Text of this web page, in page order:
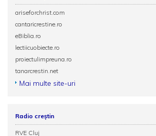
ariseforchrist.com
cantaricrestine.ro
eBiblia.ro
lectiicuobiecte.ro
proiectulimpreuna.ro
tanarcrestin.net
Mai multe site-uri
Radio creștin
RVE Cluj